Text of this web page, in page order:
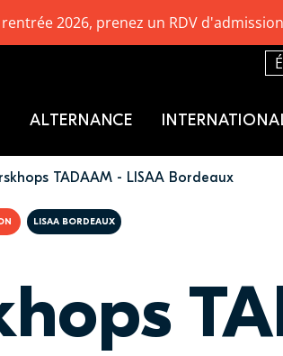
TADAAM - LISAA Bordeaux
LISAA BORDEAUX
ALTERNANCE
rentrée 2026, prenez un RDV